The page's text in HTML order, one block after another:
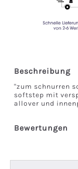
Beschreibung
"zum schnurren
softstep mit
allover und
Bewertungen